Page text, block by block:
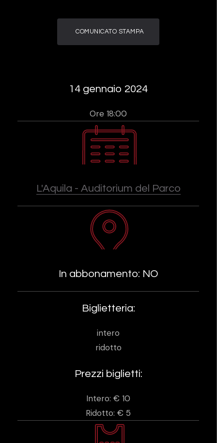
COMUNICATO STAMPA
14 gennaio 2024
Ore 18:00
L'Aquila - Auditorium del Parco
In abbonamento: NO
Biglietteria:
intero
ridotto
Prezzi biglietti:
Intero: € 10
Ridotto: € 5